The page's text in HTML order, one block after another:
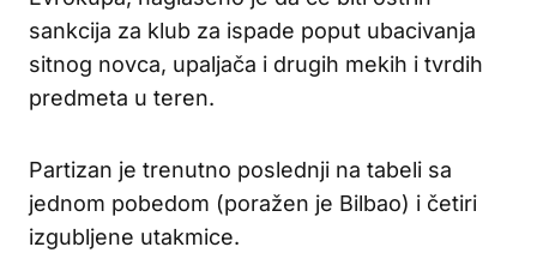
sankcija za klub za ispade poput ubacivanja
sitnog novca, upaljača i drugih mekih i tvrdih
predmeta u teren.
Partizan je trenutno poslednji na tabeli sa
jednom pobedom (poražen je Bilbao) i četiri
izgubljene utakmice.